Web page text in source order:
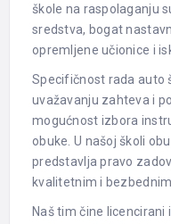
škole na raspolaganju
sredstva, bogat
opremljene učionice i
Specifičnost rada auto
uvažavanju zahteva i
mogućnost izbora
obuke. U našoj školi
predstavlja pravo
kvalitetnim i
Naš tim čine